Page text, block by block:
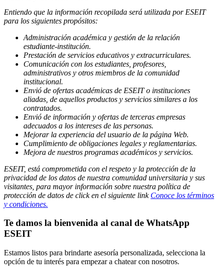
Entiendo que la información recopilada será utilizada por ESEIT
para los siguientes propósitos:
Administración académica y gestión de la relación
estudiante-institución.
Prestación de servicios educativos y extracurriculares.
Comunicación con los estudiantes, profesores,
administrativos y otros miembros de la comunidad
institucional.
Envió de ofertas académicas de ESEIT o instituciones
aliadas, de aquellos productos y servicios similares a los
contratados.
Envió de información y ofertas de terceras empresas
adecuados a los intereses de las personas.
Mejorar la experiencia del usuario de la página Web.
Cumplimiento de obligaciones legales y reglamentarias.
Mejora de nuestros programas académicos y servicios.
ESEIT, está comprometida con el respeto y la protección de la
privacidad de los datos de nuestra comunidad universitaria y sus
visitantes, para mayor información sobre nuestra política de
protección de datos de click en el siguiente link Conoce los términos
y condiciones.
Te damos la bienvenida al canal de WhatsApp
ESEIT
Estamos listos para brindarte asesoría personalizada, selecciona la
opción de tu interés para empezar a chatear con nosotros.